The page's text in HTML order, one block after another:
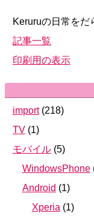
Keruruの日常をだ
記事一覧
印刷用の表示
import (218)
TV (1)
モバイル (5)
WindowsPhone
Android (1)
Xperia (1)